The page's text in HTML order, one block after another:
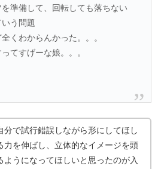
準備して、回転しても落ちない
う問題
くわからんかった。。。
てすげーな娘。。。
分で試行錯誤しながら形にしてほし
力を伸ばし、立体的なイメージを頭
ようになってほしいと思ったのが入